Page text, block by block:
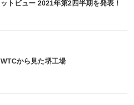
ットビュー 2021年第2四半期を発表！
WTCから見た堺工場